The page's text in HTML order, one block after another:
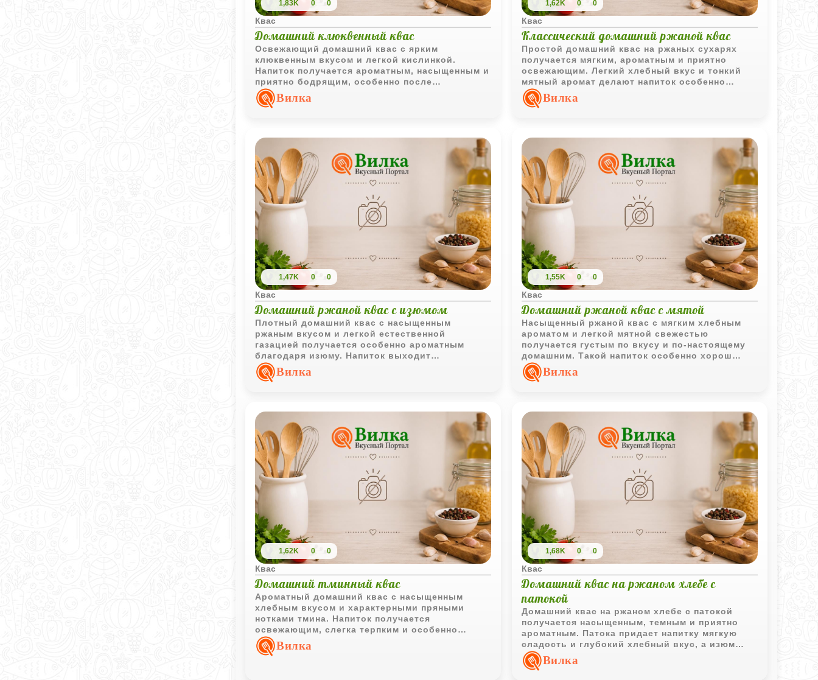
1,83K 0 0
Квас
Домашний клюквенный квас
Освежающий домашний квас с ярким
клюквенным вкусом и легкой кислинкой.
Напиток получается ароматным, насыщенным и
приятно бодрящим, особенно после
охлаждения и выдержки.
Вилка
1,62K 0 0
Квас
Классический домашний ржаной квас
Простой домашний квас на ржаных сухарях
получается мягким, ароматным и приятно
освежающим. Легкий хлебный вкус и тонкий
мятный аромат делают напиток особенно
приятным в охлажденном виде.
Вилка
1,47K 0 0
Квас
Домашний ржаной квас с изюмом
Плотный домашний квас с насыщенным
ржаным вкусом и легкой естественной
газацией получается особенно ароматным
благодаря изюму. Напиток выходит
густоватым, бодрящим и очень похожим на
старинный хлебный квас домашнего
Вилка
1,55K 0 0
Квас
Домашний ржаной квас с мятой
Насыщенный ржаной квас с мягким хлебным
ароматом и легкой мятной свежестью
получается густым по вкусу и по-настоящему
домашним. Такой напиток особенно хорош
охлажденным в жаркую погоду и отлично
напоминает классический деревенский квас из
Вилка
1,62K 0 0
Квас
Домашний тминный квас
Ароматный домашний квас с насыщенным
хлебным вкусом и характерными пряными
нотками тмина. Напиток получается
освежающим, слегка терпким и особенно
приятным после охлаждения.
Вилка
1,68K 0 0
Квас
Домашний квас на ржаном хлебе с
патокой
Домашний квас на ржаном хлебе с патокой
получается насыщенным, темным и приятно
ароматным. Патока придает напитку мягкую
сладость и глубокий хлебный вкус, а изюм
помогает добиться легкой натуральной
газации.
Вилка